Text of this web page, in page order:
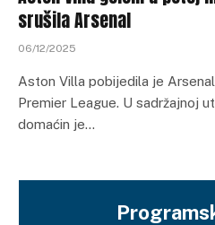
srušila Arsenal
06/12/2025
Aston Villa pobijedila je
Premier League. U sadržajnoj
domaćin je…